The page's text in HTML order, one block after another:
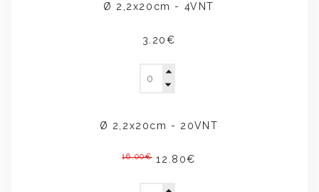
Ø 2,2x20cm - 4VNT
3.20€
Ø 2,2x20cm - 20VNT
16.00€12.80€